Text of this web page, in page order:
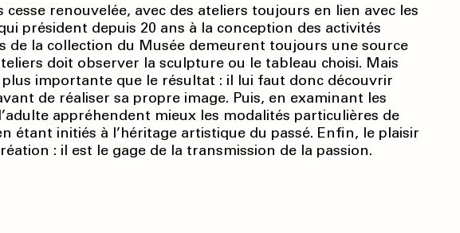
renouvelée, avec des ateliers toujours en lien avec les
président depuis 20 ans à la conception des activités
de la collection du Musée demeurent toujours une source
doit observer la sculpture ou le tableau choisi. Mais
importante que le résultat : il lui faut donc découvrir
de réaliser sa propre image. Puis, en examinant les
appréhendent mieux les modalités particulières de
étant initiés à l’héritage artistique du passé. Enfin, le plaisir
: il est le gage de la transmission de la passion.